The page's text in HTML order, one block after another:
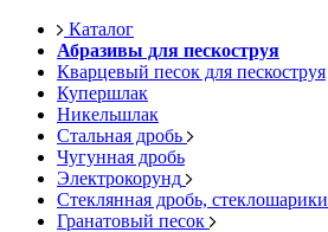
Каталог
Абразивы для пескоструя
Кварцевый песок для пескоструя
Купершлак
Никельшлак
Стальная дробь
Чугунная дробь
Электрокорунд
Стеклянная дробь, стеклошарики
Гранатовый песок